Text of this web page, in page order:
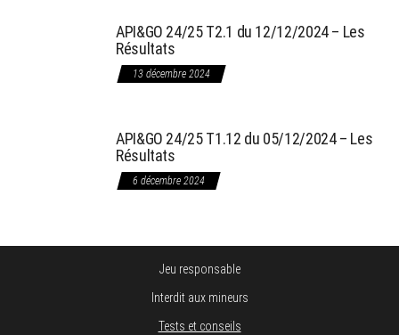
API&GO 24/25 T2.1 du 12/12/2024 – Les
Résultats
13 décembre 2024
API&GO 24/25 T1.12 du 05/12/2024 – Les
Résultats
6 décembre 2024
Jeu responsable
Interdit aux mineurs
Tests et conseils